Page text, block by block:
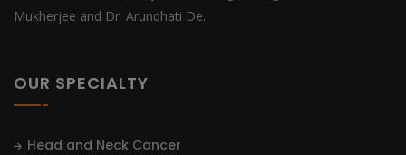
Mukherjee and Dr. Arundhati De.
OUR SPECIALTY
Head and Neck Cancer